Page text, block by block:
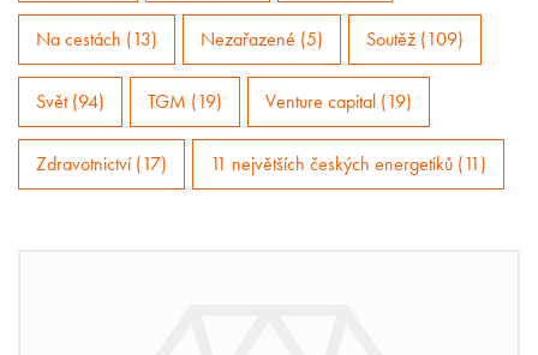
Na cestách (13) Nezařazené (5) Soutěž (109)
Svět (94) TGM (19) Venture capital (19)
Zdravotnictví (17) 11 největších českých energetiků (11)